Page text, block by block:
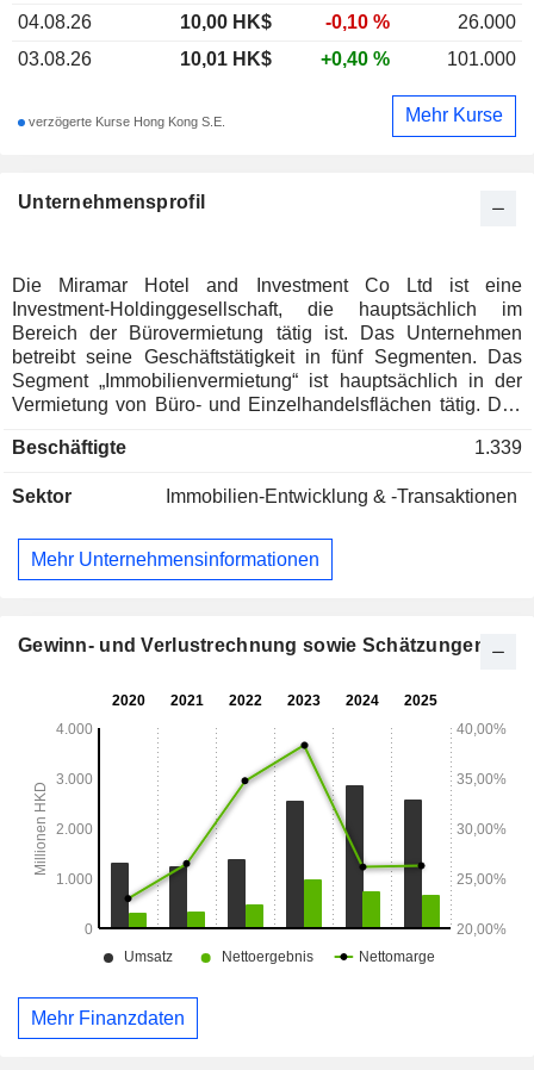
Unternehmensprofil
Die Miramar Hotel and Investment Co Ltd ist eine
Investment-Holdinggesellschaft, die hauptsächlich im
Bereich der Bürovermietung tätig ist. Das Unternehmen
betreibt seine Geschäftstätigkeit in fünf Segmenten. Das
Segment „Immobilienvermietung“ ist hauptsächlich in der
Vermietung von Büro- und Einzelhandelsflächen tätig. Das
Reisebürodienstleistungen tätig. Das Segment „Hotels und
Hotels und Serviced Apartments sowie in der Erbringung
„Gastronomie“ ist hauptsächlich im Betrieb von Restaurants
tätig. Das Segment „Sonstiges“ ist hauptsächlich in anderen
Beschäftigte 1.339
Sektor Immobilien-Entwicklung & -Transaktionen
Mehr Unternehmensinformationen
04.08.26
10,00 HK$ -0,10 %
26.000
03.08.26
10,01 HK$ +0,40 % 101.000
verzögerte Kurse Hong Kong S.E. Mehr Kurse
Gewinn- und Verlustrechnung sowie Schätzungen
Mehr Finanzdaten